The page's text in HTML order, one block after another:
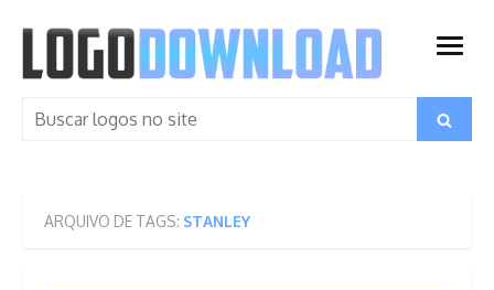
content
open
Search
Search
ARQUIVO DE TAGS: STANLEY